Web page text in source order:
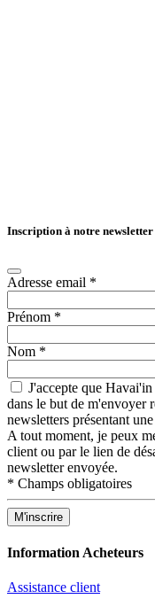
Inscription à notre newsletter
Adresse email *
Prénom *
Nom *
J'accepte que
dans le but de m'envoyer
newsletters présentant
A tout moment, je peux
client ou par le lien de
newsletter envoyée.
* Champs obligatoires
Information Acheteurs
Assistance client